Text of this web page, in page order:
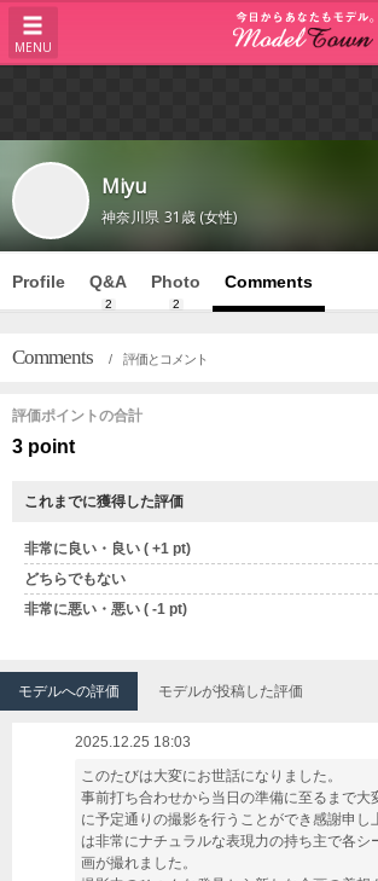
MENU
Miyu
神奈川県 31歳 (女性)
Profile Q&A
2
Photo
2
Comments
Comments / 評価とコメント
評価ポイントの合計
3 point
これまでに獲得した評価
非常に良い・良い ( +1 pt)
どちらでもない
非常に悪い・悪い ( -1 pt)
モデルへの評価 モデルが投稿した評価
2025.12.25 18:03
このたびは大変にお世話になりました。
事前打ち合わせから当日の準備に至るまで大
に予定通りの撮影を行うことができ感謝申し
は非常にナチュラルな表現力の持ち主で各シ
画が撮れました。